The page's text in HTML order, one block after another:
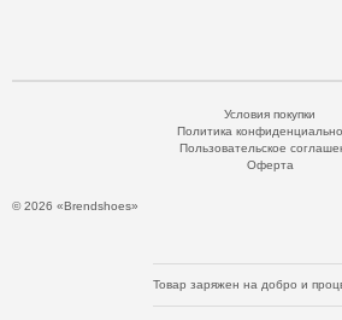
© 2026 «Brendshoes»
Условия покупки
Политика
Пользовательское
Оферта
Товар заряжен на добро и